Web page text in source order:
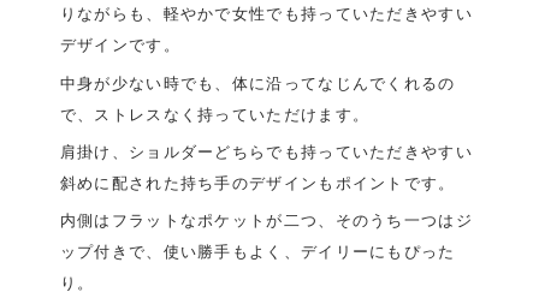
りながらも、軽やかで女性でも持っていただきやすい
デザインです。
中身が少ない時でも、体に沿ってなじんでくれるの
で、ストレスなく持っていただけます。
肩掛け、ショルダーどちらでも持っていただきやすい
斜めに配された持ち手のデザインもポイントです。
内側はフラットなポケットが二つ、そのうち一つはジ
ップ付きで、使い勝手もよく、デイリーにもぴった
り。